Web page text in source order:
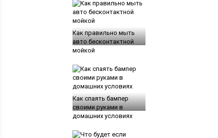
Как правильно мыть
авто бесконтактной
мойкой
Как спаять бампер
своими руками в
домашних условиях